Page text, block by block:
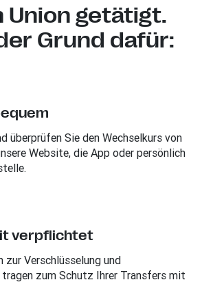
Union getätigt.
Grund dafür:
überprüfen Sie den Wechselkurs von
Website, die App oder persönlich
verpflichtet
zur Verschlüsselung und
zum Schutz Ihrer Transfers mit